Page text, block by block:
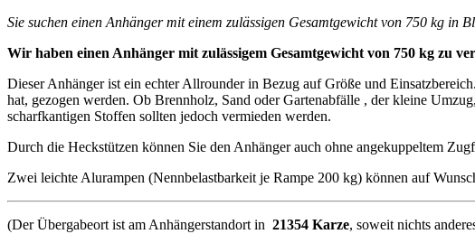
Sie suchen einen Anhänger mit einem zulässigen Gesamtgewicht von 750 kg in
Wir haben einen Anhänger mit zulässigem Gesamtgewicht von 750 kg zu
Dieser Anhänger ist ein echter Allrounder in Bezug auf Größe und
hat, gezogen werden. Ob Brennholz, Sand oder Gartenabfälle , der kleine
scharfkantigen Stoffen sollten jedoch vermieden werden.
Durch die Heckstützen können Sie den Anhänger auch ohne angekuppeltem
Zwei leichte Alurampen (Nennbelastbarkeit je Rampe 200 kg) können auf
(Der Übergabeort ist am Anhängerstandort in 21354 Karze, soweit nichts